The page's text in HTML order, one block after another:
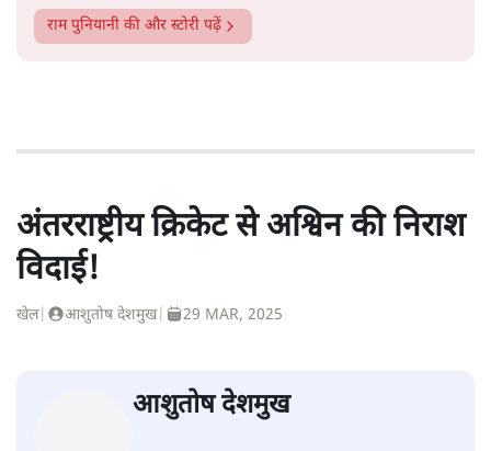
राम पुनियानी की और स्टोरी पढ़ें
अंतरराष्ट्रीय क्रिकेट से अश्विन की निराश
विदाई!
खेल| आशुतोष देशमुख| 29 MAR, 2025
आशुतोष देशमुख